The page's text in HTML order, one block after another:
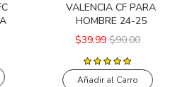
VALENCIA CF PARA
HOMBRE 24-25
$39.99 $90.00
Añadir al Carro